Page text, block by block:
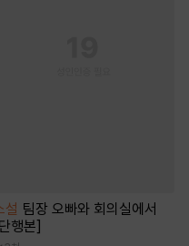
설 팀장 오빠와 회의실에서
행본]